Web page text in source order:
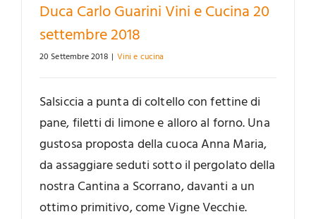
Duca Carlo Guarini Vini e Cucina 20
settembre 2018
20 Settembre 2018 | Vini e cucina
Salsiccia a punta di coltello con fettine di
pane, filetti di limone e alloro al forno. Una
gustosa proposta della cuoca Anna Maria,
da assaggiare seduti sotto il pergolato della
nostra Cantina a Scorrano, davanti a un
ottimo primitivo, come Vigne Vecchie.